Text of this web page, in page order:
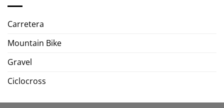
Carretera
Mountain Bike
Gravel
Ciclocross